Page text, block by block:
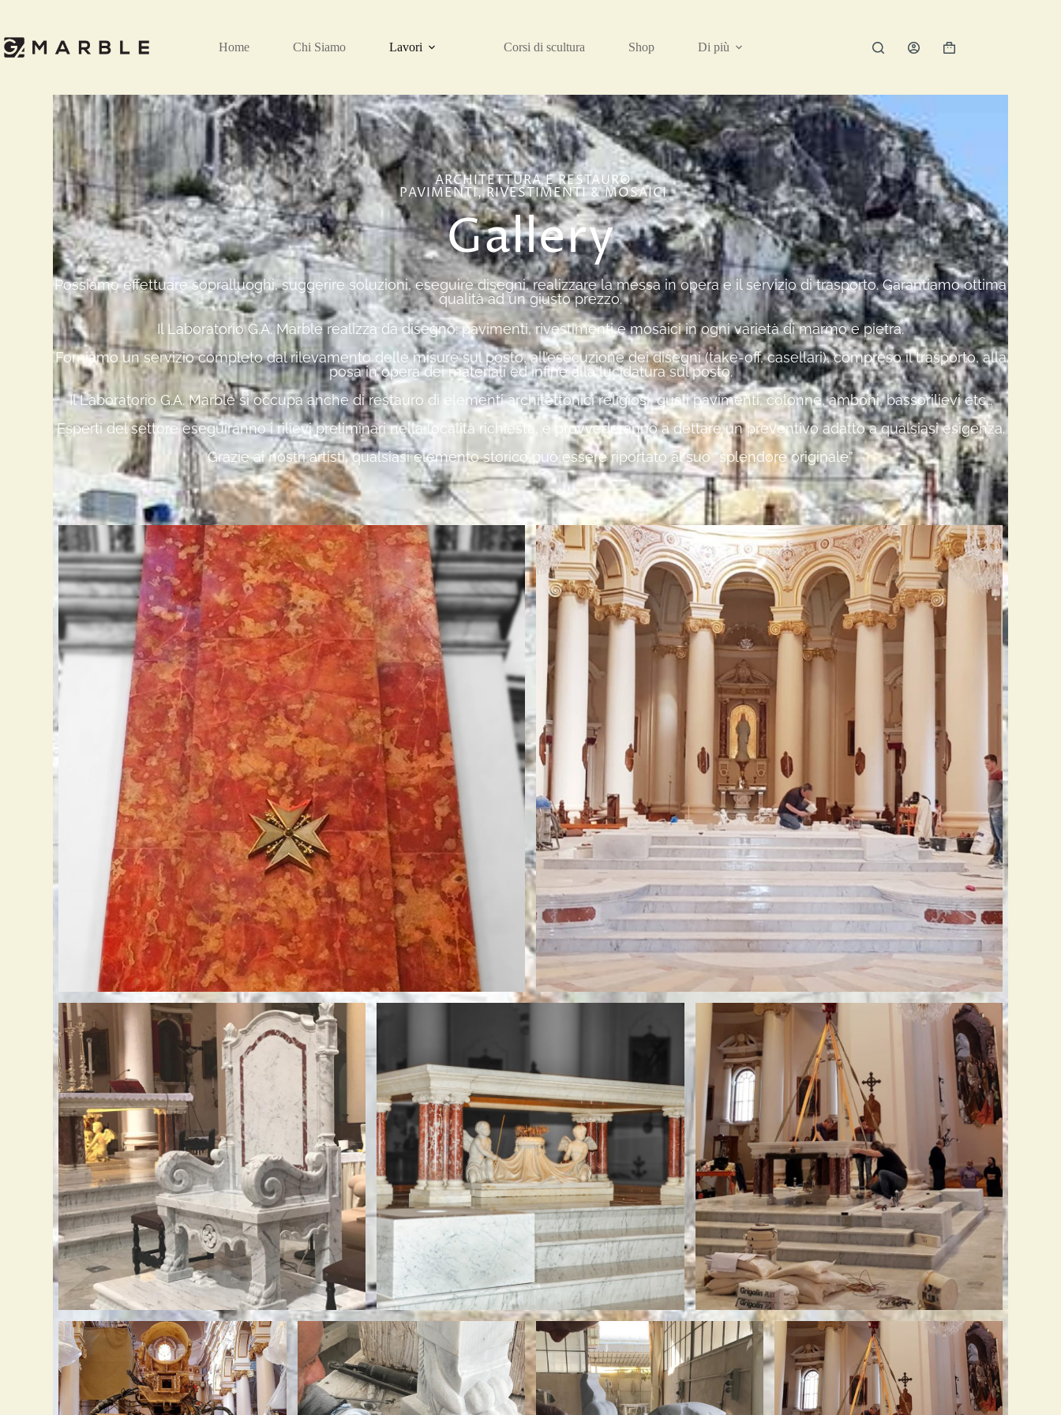
Home Chi Siamo Lavori Corsi di scultura Shop Di più
ARCHITETTURA E RESTAURO
PAVIMENTI, RIVESTIMENTI & MOSAICI
Gallery
Possiamo effettuare sopralluoghi, suggerire soluzioni, eseguire disegni, realizzare la messa in opera e il servizio di trasporto. Garantiamo ottima
qualità ad un giusto prezzo.
Il Laboratorio G.A. Marble realizza da disegno: pavimenti, rivestimenti e mosaici in ogni varietà di marmo e pietra.
Forniamo un servizio completo dal rilevamento delle misure sul posto, all’esecuzione dei disegni (take-off, casellari), compreso il trasporto, alla
posa in opera dei materiali ed infine alla lucidatura sul posto.
Il Laboratorio G.A. Marble si occupa anche di restauro di elementi architettonici religiosi, quali pavimenti, colonne, amboni, bassorilievi etc…
Esperti del settore eseguiranno i rilievi preliminari nella località richiesta, e provvederanno a dettare un preventivo adatto a qualsiasi esigenza.
Grazie ai nostri artisti, qualsiasi elemento storico può essere riportato al suo “splendore originale”